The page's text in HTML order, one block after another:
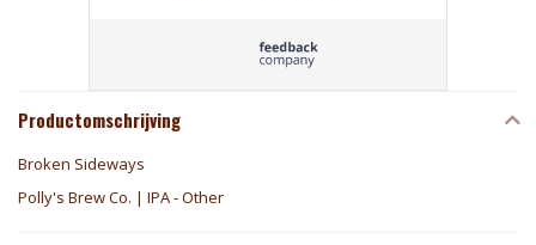
Productomschrijving
Broken Sideways
Polly's Brew Co. | IPA - Other